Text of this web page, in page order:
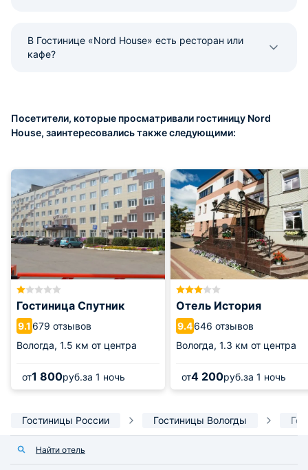
В Гостинице «Nord House» есть ресторан или
кафе?
Посетители, которые просматривали гостиницу Nord
House, заинтересовались также следующими:
Гостиница Спутник
9.1 679 отзывов
Вологда, 1.5 км от центра
от1 800руб.за 1 ночь
Отель История
9.4646 отзывов
Вологда, 1.3 км от центра
от4 200руб.за 1 ночь
Гостиницы России Гостиницы Вологды
Найти отель